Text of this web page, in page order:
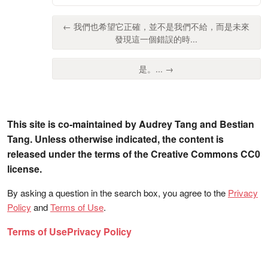
← 我們也希望它正確，並不是我們不給，而是未來
發現這一個錯誤的時...
是。... →
This site is co-maintained by Audrey Tang and Bestian
Tang. Unless otherwise indicated, the content is
released under the terms of the Creative Commons CC0
license.
By asking a question in the search box, you agree to the Privacy
Policy andTerms of Use.
Terms of UsePrivacy Policy